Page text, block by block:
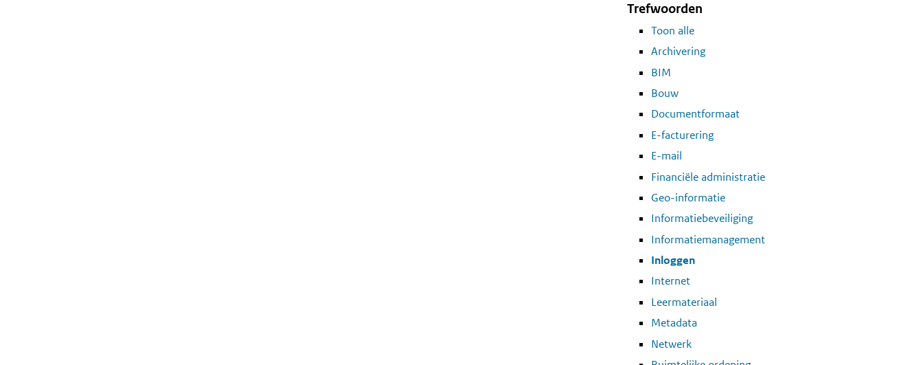
Trefwoorden
Toon alle
Archivering
BIM
Bouw
Documentformaat
E-facturering
E-mail
Financiële administratie
Geo-informatie
Informatiebeveiliging
Informatiemanagement
Inloggen
Internet
Leermateriaal
Metadata
Netwerk